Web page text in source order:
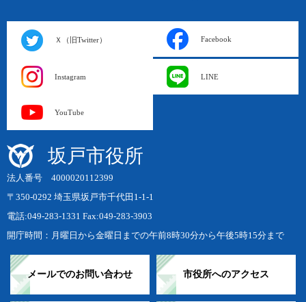
Ｘ（旧Twitter） Facebook
Instagram LINE
YouTube
坂戸市役所
法人番号 4000020112399
〒350-0292 埼玉県坂戸市千代田1-1-1
電話:049-283-1331 Fax:049-283-3903
開庁時間：月曜日から金曜日までの午前8時30分から午後5時15分まで
メールでのお問い合わせ 市役所へのアクセス